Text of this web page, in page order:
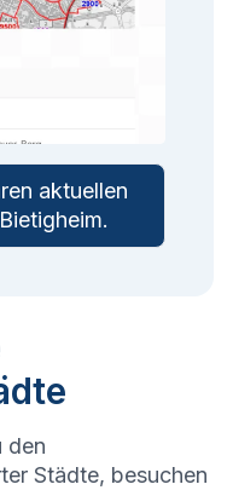
aktuellen
Bietigheim.
den
Städte, besuchen